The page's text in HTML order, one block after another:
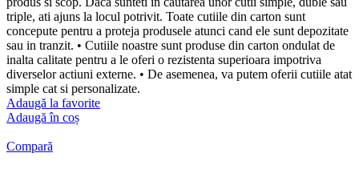
triple, ati ajuns la locul potrivit. Toate cutiile din carton sunt
concepute pentru a proteja produsele atunci cand ele sunt depozitate
sau in tranzit. • Cutiile noastre sunt produse din carton ondulat de
inalta calitate pentru a le oferi o rezistenta superioara impotriva
diverselor actiuni externe. • De asemenea, va putem oferii cutiile atat
simple cat si personalizate.
Adaugă la favorite
Adaugă în coș
Compară